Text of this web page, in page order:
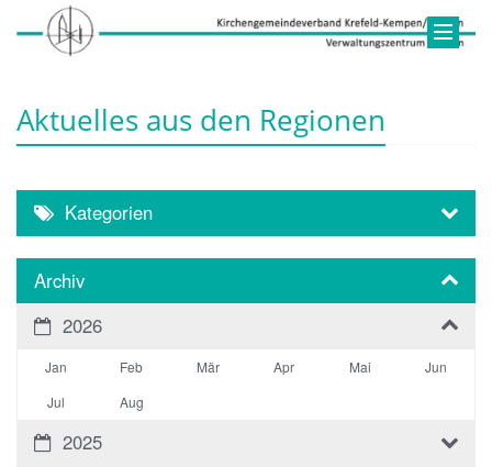
Aktuelles aus den Regionen
Kategorien
Archiv
2026
Jan Feb Mär Apr Mai
Jun
Jul
Aug
2025